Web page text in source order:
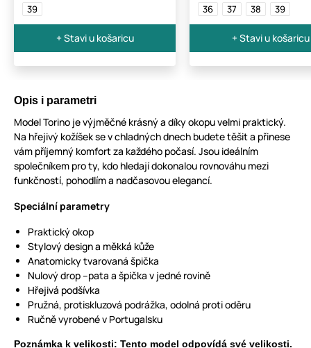
39
+ Stavi u košaricu
36 37 38 39
+ Stavi u košaricu
Opis i parametri
Model Torino je výjměčné krásný a díky okopu velmi praktický.
Na hřejivý kožíšek se v chladných dnech budete těšit a přinese
vám příjemný komfort za každého počasí. Jsou ideálním
společníkem pro ty, kdo hledají dokonalou rovnováhu mezi
funkčností, pohodlím a nadčasovou elegancí.
Speciální parametry
Praktický okop
Stylový design a měkká kůže
Anatomicky tvarovaná špička
Nulový drop –pata a špička v jedné rovině
Hřejivá podšívka
Pružná, protiskluzová podrážka, odolná proti oděru
Ručně vyrobené v Portugalsku
Poznámka k velikosti: Tento model odpovídá své velikosti.